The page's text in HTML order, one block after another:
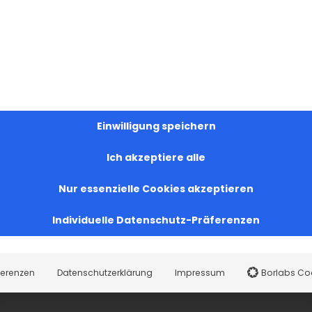
Einwilligung speichern
Ich akzeptiere alle
Nur essenzielle Cookies akzeptieren
Individuelle Datenschutz-Präferenzen
Datenschutzerklärung Impressum Borlabs